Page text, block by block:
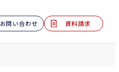
お問い合わせ 資料請求